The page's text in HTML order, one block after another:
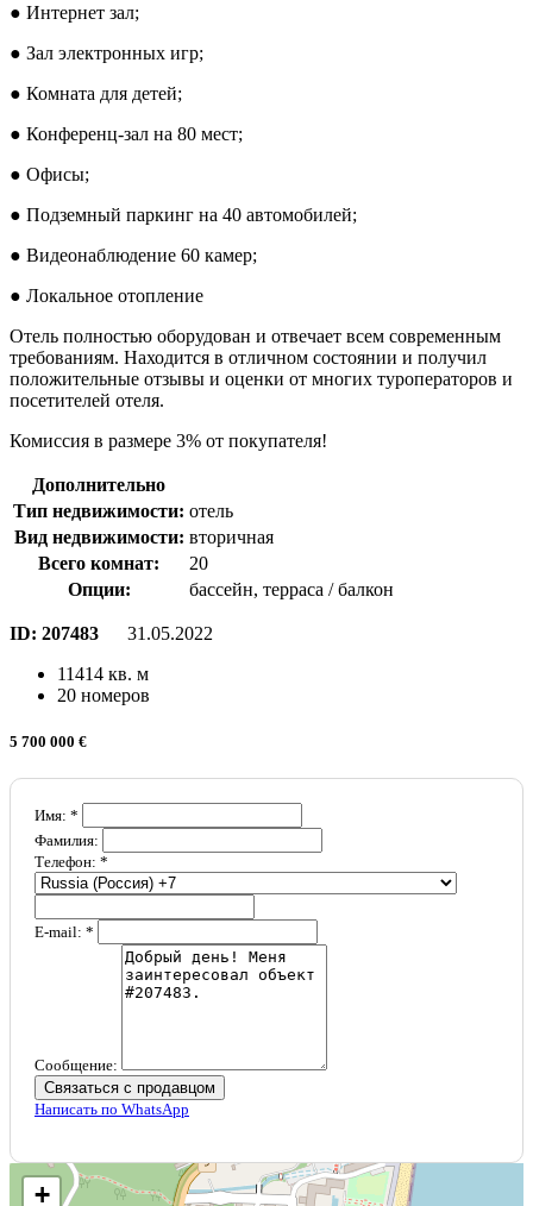
● Интернет зал;
● Зал электронных игр;
● Комната для детей;
● Конференц-зал на 80 мест;
● Офисы;
● Подземный паркинг на 40 автомобилей;
● Видеонаблюдение 60 камер;
● Локальное отопление
Отель полностью оборудован и отвечает всем современным
требованиям. Находится в отличном состоянии и получил
положительные отзывы и оценки от многих туроператоров и
посетителей отеля.
Комиссия в размере 3% от покупателя!
Дополнительно
Тип недвижимости: отель
Вид недвижимости: вторичная
Всего комнат:
20
Опции:
бассейн, терраса / балкон
ID: 207483
31.05.2022
11414 кв. м
20 номеров
5 700 000 €
Имя: *
Фамилия:
Телефон: *
E-mail: *
Сообщение:
Связаться с продавцом
Написать по WhatsApp
+